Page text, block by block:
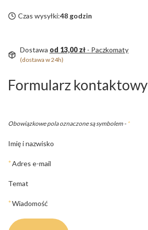
Czas wysyłki:48 godzin
Dostawa od 13,00 zł - Paczkomaty
(dostawa w 24h)
Formularz kontaktowy
Obowiązkowe pola oznaczone są symbolem - *
Imię i nazwisko
*Adres e-mail
Temat
*Wiadomość